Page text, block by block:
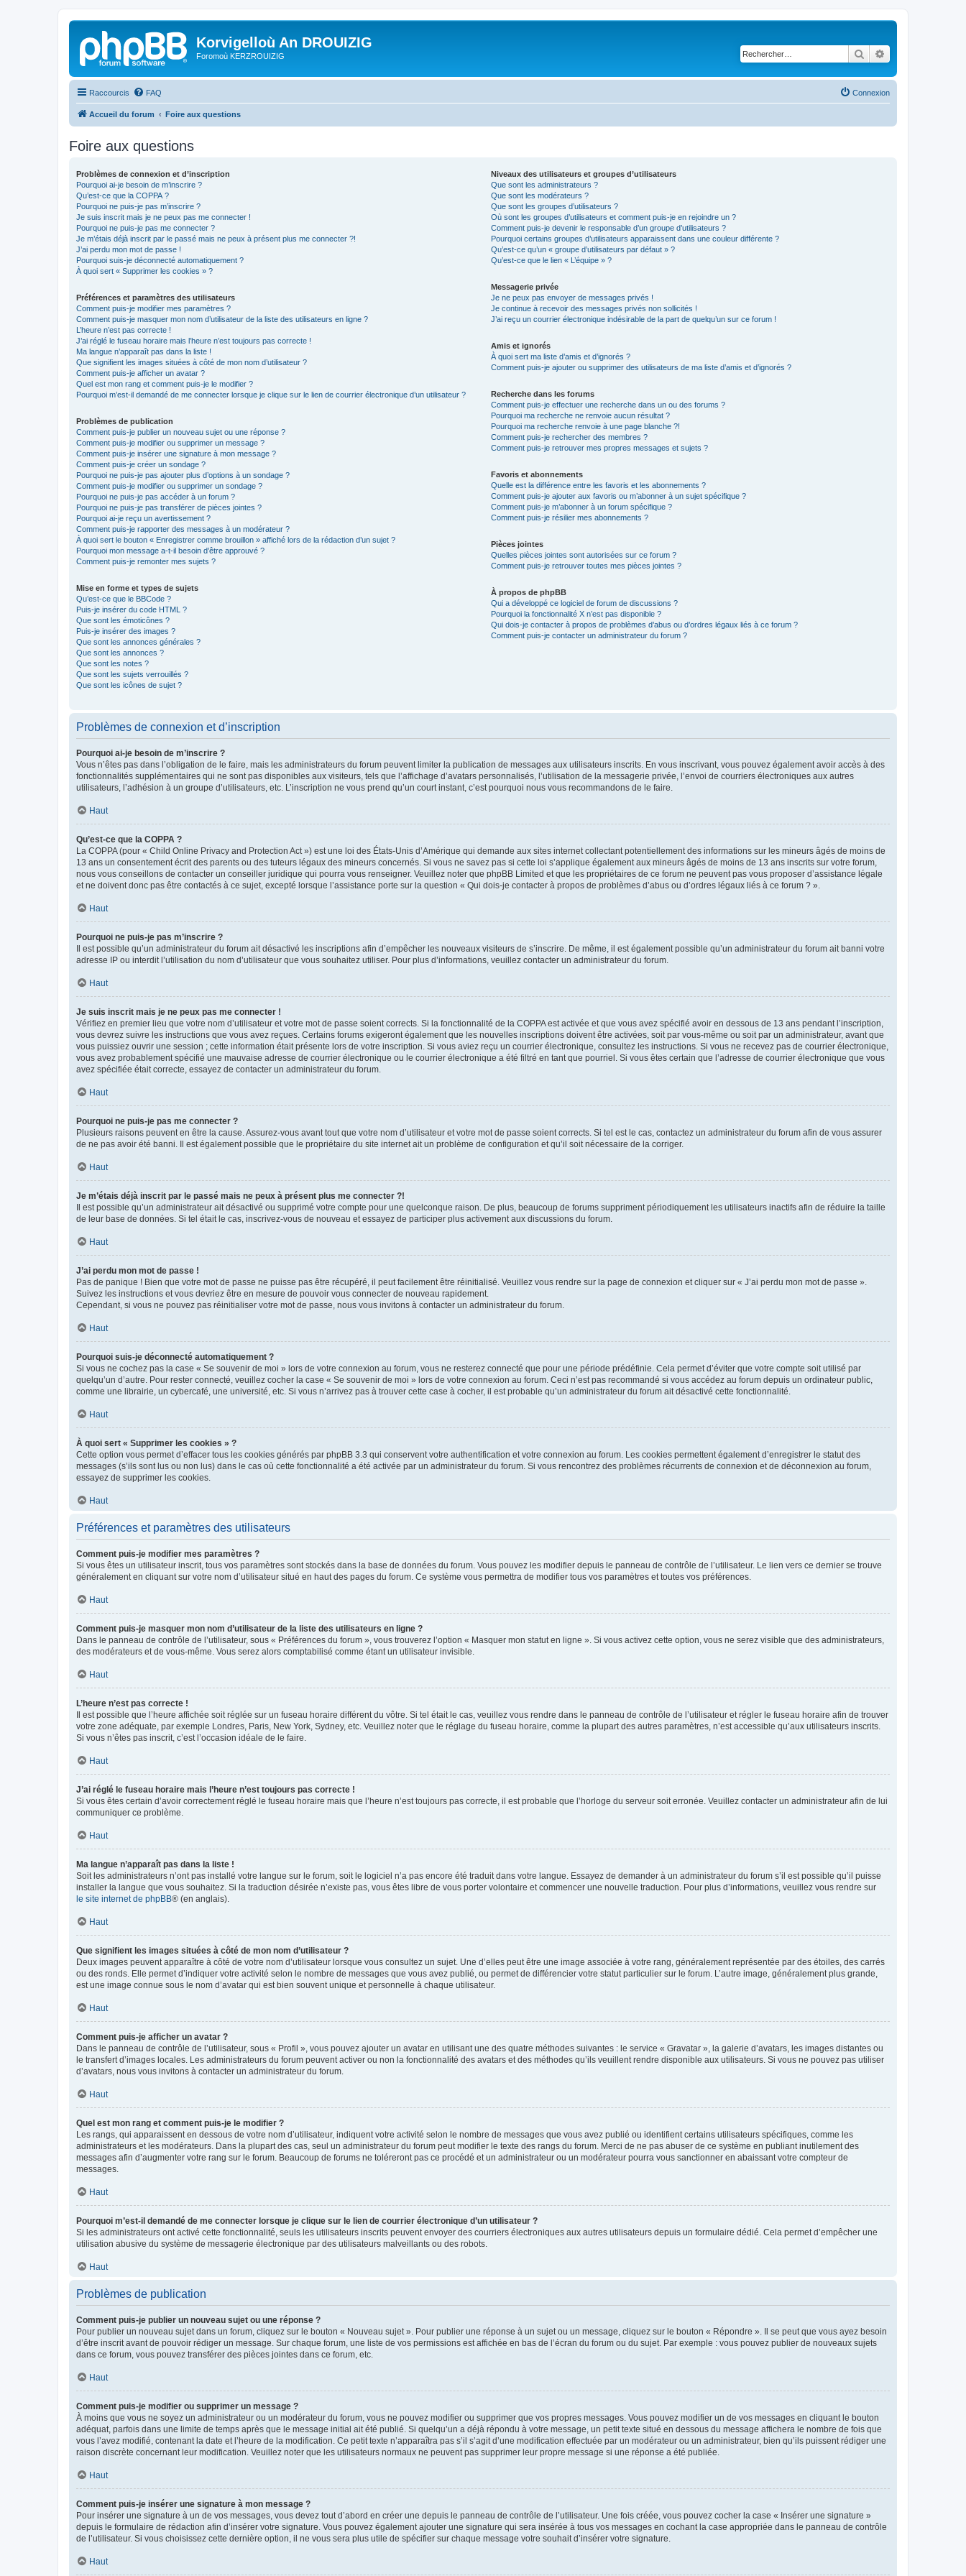
Korvigelloù An DROUIZIG
Foromoù KERZROUIZIG Rechercher
Raccourcis FAQ Connexion
Accueil du forum Foire aux questions
Foire aux questions
Problèmes de connexion et d’inscription
Pourquoi ai-je besoin de m’inscrire ?
Qu’est-ce que la COPPA ?
Pourquoi ne puis-je pas m’inscrire ?
Je suis inscrit mais je ne peux pas me connecter !
Pourquoi ne puis-je pas me connecter ?
Je m’étais déjà inscrit par le passé mais ne peux à présent plus me connecter ?!
J’ai perdu mon mot de passe !
Pourquoi suis-je déconnecté automatiquement ?
À quoi sert « Supprimer les cookies » ?
Préférences et paramètres des utilisateurs
Comment puis-je modifier mes paramètres ?
Comment puis-je masquer mon nom d’utilisateur de la liste des utilisateurs en ligne ?
L’heure n’est pas correcte !
J’ai réglé le fuseau horaire mais l’heure n’est toujours pas correcte !
Ma langue n’apparaît pas dans la liste !
Que signifient les images situées à côté de mon nom d’utilisateur ?
Comment puis-je afficher un avatar ?
Quel est mon rang et comment puis-je le modifier ?
Pourquoi m’est-il demandé de me connecter lorsque je clique sur le lien de courrier électronique d’un utilisateur ?
Problèmes de publication
Comment puis-je publier un nouveau sujet ou une réponse ?
Comment puis-je modifier ou supprimer un message ?
Comment puis-je insérer une signature à mon message ?
Comment puis-je créer un sondage ?
Pourquoi ne puis-je pas ajouter plus d’options à un sondage ?
Comment puis-je modifier ou supprimer un sondage ?
Pourquoi ne puis-je pas accéder à un forum ?
Pourquoi ne puis-je pas transférer de pièces jointes ?
Pourquoi ai-je reçu un avertissement ?
Comment puis-je rapporter des messages à un modérateur ?
À quoi sert le bouton « Enregistrer comme brouillon » affiché lors de la rédaction d’un sujet ?
Pourquoi mon message a-t-il besoin d’être approuvé ?
Comment puis-je remonter mes sujets ?
Mise en forme et types de sujets
Qu’est-ce que le BBCode ?
Puis-je insérer du code HTML ?
Que sont les émoticônes ?
Puis-je insérer des images ?
Que sont les annonces générales ?
Que sont les annonces ?
Que sont les notes ?
Que sont les sujets verrouillés ?
Que sont les icônes de sujet ?
Niveaux des utilisateurs et groupes d’utilisateurs
Que sont les administrateurs ?
Que sont les modérateurs ?
Que sont les groupes d’utilisateurs ?
Où sont les groupes d’utilisateurs et comment puis-je en rejoindre un ?
Comment puis-je devenir le responsable d’un groupe d’utilisateurs ?
Pourquoi certains groupes d’utilisateurs apparaissent dans une couleur différente ?
Qu’est-ce qu’un « groupe d’utilisateurs par défaut » ?
Qu’est-ce que le lien « L’équipe » ?
Messagerie privée
Je ne peux pas envoyer de messages privés !
Je continue à recevoir des messages privés non sollicités !
J’ai reçu un courrier électronique indésirable de la part de quelqu’un sur ce forum !
Amis et ignorés
À quoi sert ma liste d’amis et d’ignorés ?
Comment puis-je ajouter ou supprimer des utilisateurs de ma liste d’amis et d’ignorés ?
Recherche dans les forums
Comment puis-je effectuer une recherche dans un ou des forums ?
Pourquoi ma recherche ne renvoie aucun résultat ?
Pourquoi ma recherche renvoie à une page blanche ?!
Comment puis-je rechercher des membres ?
Comment puis-je retrouver mes propres messages et sujets ?
Favoris et abonnements
Quelle est la différence entre les favoris et les abonnements ?
Comment puis-je ajouter aux favoris ou m’abonner à un sujet spécifique ?
Comment puis-je m’abonner à un forum spécifique ?
Comment puis-je résilier mes abonnements ?
Pièces jointes
Quelles pièces jointes sont autorisées sur ce forum ?
Comment puis-je retrouver toutes mes pièces jointes ?
À propos de phpBB
Qui a développé ce logiciel de forum de discussions ?
Pourquoi la fonctionnalité X n’est pas disponible ?
Qui dois-je contacter à propos de problèmes d’abus ou d’ordres légaux liés à ce forum ?
Comment puis-je contacter un administrateur du forum ?
Problèmes de connexion et d’inscription
Pourquoi ai-je besoin de m’inscrire ?
Vous n’êtes pas dans l’obligation de le faire, mais les administrateurs du forum peuvent limiter la publication de messages aux utilisateurs inscrits. En vous inscrivant, vous pouvez également avoir accès à des
fonctionnalités supplémentaires qui ne sont pas disponibles aux visiteurs, tels que l’affichage d’avatars personnalisés, l’utilisation de la messagerie privée, l’envoi de courriers électroniques aux autres
utilisateurs, l’adhésion à un groupe d’utilisateurs, etc. L’inscription ne vous prend qu’un court instant, c’est pourquoi nous vous recommandons de le faire.
Haut
Qu’est-ce que la COPPA ?
La COPPA (pour « Child Online Privacy and Protection Act ») est une loi des États-Unis d’Amérique qui demande aux sites internet collectant potentiellement des informations sur les mineurs âgés de moins de
13 ans un consentement écrit des parents ou des tuteurs légaux des mineurs concernés. Si vous ne savez pas si cette loi s’applique également aux mineurs âgés de moins de 13 ans inscrits sur votre forum,
nous vous conseillons de contacter un conseiller juridique qui pourra vous renseigner. Veuillez noter que phpBB Limited et que les propriétaires de ce forum ne peuvent pas vous proposer d’assistance légale
et ne doivent donc pas être contactés à ce sujet, excepté lorsque l’assistance porte sur la question « Qui dois-je contacter à propos de problèmes d’abus ou d’ordres légaux liés à ce forum ? ».
Haut
Pourquoi ne puis-je pas m’inscrire ?
Il est possible qu’un administrateur du forum ait désactivé les inscriptions afin d’empêcher les nouveaux visiteurs de s’inscrire. De même, il est également possible qu’un administrateur du forum ait banni votre
adresse IP ou interdit l’utilisation du nom d’utilisateur que vous souhaitez utiliser. Pour plus d’informations, veuillez contacter un administrateur du forum.
Haut
Je suis inscrit mais je ne peux pas me connecter !
Vérifiez en premier lieu que votre nom d’utilisateur et votre mot de passe soient corrects. Si la fonctionnalité de la COPPA est activée et que vous avez spécifié avoir en dessous de 13 ans pendant l’inscription,
vous devrez suivre les instructions que vous avez reçues. Certains forums exigeront également que les nouvelles inscriptions doivent être activées, soit par vous-même ou soit par un administrateur, avant que
vous puissiez ouvrir une session ; cette information était présente lors de votre inscription. Si vous aviez reçu un courrier électronique, consultez les instructions. Si vous ne recevez pas de courrier électronique,
vous avez probablement spécifié une mauvaise adresse de courrier électronique ou le courrier électronique a été filtré en tant que pourriel. Si vous êtes certain que l’adresse de courrier électronique que vous
avez spécifiée était correcte, essayez de contacter un administrateur du forum.
Haut
Pourquoi ne puis-je pas me connecter ?
Plusieurs raisons peuvent en être la cause. Assurez-vous avant tout que votre nom d’utilisateur et votre mot de passe soient corrects. Si tel est le cas, contactez un administrateur du forum afin de vous assurer
de ne pas avoir été banni. Il est également possible que le propriétaire du site internet ait un problème de configuration et qu’il soit nécessaire de la corriger.
Haut
Je m’étais déjà inscrit par le passé mais ne peux à présent plus me connecter ?!
Il est possible qu’un administrateur ait désactivé ou supprimé votre compte pour une quelconque raison. De plus, beaucoup de forums suppriment périodiquement les utilisateurs inactifs afin de réduire la taille
de leur base de données. Si tel était le cas, inscrivez-vous de nouveau et essayez de participer plus activement aux discussions du forum.
Haut
J’ai perdu mon mot de passe !
Pas de panique ! Bien que votre mot de passe ne puisse pas être récupéré, il peut facilement être réinitialisé. Veuillez vous rendre sur la page de connexion et cliquer sur « J’ai perdu mon mot de passe ».
Suivez les instructions et vous devriez être en mesure de pouvoir vous connecter de nouveau rapidement.
Cependant, si vous ne pouvez pas réinitialiser votre mot de passe, nous vous invitons à contacter un administrateur du forum.
Haut
Pourquoi suis-je déconnecté automatiquement ?
Si vous ne cochez pas la case « Se souvenir de moi » lors de votre connexion au forum, vous ne resterez connecté que pour une période prédéfinie. Cela permet d’éviter que votre compte soit utilisé par
quelqu’un d’autre. Pour rester connecté, veuillez cocher la case « Se souvenir de moi » lors de votre connexion au forum. Ceci n’est pas recommandé si vous accédez au forum depuis un ordinateur public,
comme une librairie, un cybercafé, une université, etc. Si vous n’arrivez pas à trouver cette case à cocher, il est probable qu’un administrateur du forum ait désactivé cette fonctionnalité.
Haut
À quoi sert « Supprimer les cookies » ?
Cette option vous permet d’effacer tous les cookies générés par phpBB 3.3 qui conservent votre authentification et votre connexion au forum. Les cookies permettent également d’enregistrer le statut des
messages (s’ils sont lus ou non lus) dans le cas où cette fonctionnalité a été activée par un administrateur du forum. Si vous rencontrez des problèmes récurrents de connexion et de déconnexion au forum,
essayez de supprimer les cookies.
Haut
Préférences et paramètres des utilisateurs
Comment puis-je modifier mes paramètres ?
Si vous êtes un utilisateur inscrit, tous vos paramètres sont stockés dans la base de données du forum. Vous pouvez les modifier depuis le panneau de contrôle de l’utilisateur. Le lien vers ce dernier se trouve
généralement en cliquant sur votre nom d’utilisateur situé en haut des pages du forum. Ce système vous permettra de modifier tous vos paramètres et toutes vos préférences.
Haut
Comment puis-je masquer mon nom d’utilisateur de la liste des utilisateurs en ligne ?
Dans le panneau de contrôle de l’utilisateur, sous « Préférences du forum », vous trouverez l’option « Masquer mon statut en ligne ». Si vous activez cette option, vous ne serez visible que des administrateurs,
des modérateurs et de vous-même. Vous serez alors comptabilisé comme étant un utilisateur invisible.
Haut
L’heure n’est pas correcte !
Il est possible que l’heure affichée soit réglée sur un fuseau horaire différent du vôtre. Si tel était le cas, veuillez vous rendre dans le panneau de contrôle de l’utilisateur et régler le fuseau horaire afin de trouver
votre zone adéquate, par exemple Londres, Paris, New York, Sydney, etc. Veuillez noter que le réglage du fuseau horaire, comme la plupart des autres paramètres, n’est accessible qu’aux utilisateurs inscrits.
Si vous n’êtes pas inscrit, c’est l’occasion idéale de le faire.
Haut
J’ai réglé le fuseau horaire mais l’heure n’est toujours pas correcte !
Si vous êtes certain d’avoir correctement réglé le fuseau horaire mais que l’heure n’est toujours pas correcte, il est probable que l’horloge du serveur soit erronée. Veuillez contacter un administrateur afin de lui
communiquer ce problème.
Haut
Ma langue n’apparaît pas dans la liste !
Soit les administrateurs n’ont pas installé votre langue sur le forum, soit le logiciel n’a pas encore été traduit dans votre langue. Essayez de demander à un administrateur du forum s’il est possible qu’il puisse
installer la langue que vous souhaitez. Si la traduction désirée n’existe pas, vous êtes libre de vous porter volontaire et commencer une nouvelle traduction. Pour plus d’informations, veuillez vous rendre sur
le site internet de phpBB® (en anglais).
Haut
Que signifient les images situées à côté de mon nom d’utilisateur ?
Deux images peuvent apparaître à côté de votre nom d’utilisateur lorsque vous consultez un sujet. Une d’elles peut être une image associée à votre rang, généralement représentée par des étoiles, des carrés
ou des ronds. Elle permet d’indiquer votre activité selon le nombre de messages que vous avez publié, ou permet de différencier votre statut particulier sur le forum. L’autre image, généralement plus grande,
est une image connue sous le nom d’avatar qui est bien souvent unique et personnelle à chaque utilisateur.
Haut
Comment puis-je afficher un avatar ?
Dans le panneau de contrôle de l’utilisateur, sous « Profil », vous pouvez ajouter un avatar en utilisant une des quatre méthodes suivantes : le service « Gravatar », la galerie d’avatars, les images distantes ou
le transfert d’images locales. Les administrateurs du forum peuvent activer ou non la fonctionnalité des avatars et des méthodes qu’ils veuillent rendre disponible aux utilisateurs. Si vous ne pouvez pas utiliser
d’avatars, nous vous invitons à contacter un administrateur du forum.
Haut
Quel est mon rang et comment puis-je le modifier ?
Les rangs, qui apparaissent en dessous de votre nom d’utilisateur, indiquent votre activité selon le nombre de messages que vous avez publié ou identifient certains utilisateurs spécifiques, comme les
administrateurs et les modérateurs. Dans la plupart des cas, seul un administrateur du forum peut modifier le texte des rangs du forum. Merci de ne pas abuser de ce système en publiant inutilement des
messages afin d’augmenter votre rang sur le forum. Beaucoup de forums ne toléreront pas ce procédé et un administrateur ou un modérateur pourra vous sanctionner en abaissant votre compteur de
messages.
Haut
Pourquoi m’est-il demandé de me connecter lorsque je clique sur le lien de courrier électronique d’un utilisateur ?
Si les administrateurs ont activé cette fonctionnalité, seuls les utilisateurs inscrits peuvent envoyer des courriers électroniques aux autres utilisateurs depuis un formulaire dédié. Cela permet d’empêcher une
utilisation abusive du système de messagerie électronique par des utilisateurs malveillants ou des robots.
Haut
Problèmes de publication
Comment puis-je publier un nouveau sujet ou une réponse ?
Pour publier un nouveau sujet dans un forum, cliquez sur le bouton « Nouveau sujet ». Pour publier une réponse à un sujet ou un message, cliquez sur le bouton « Répondre ». Il se peut que vous ayez besoin
d’être inscrit avant de pouvoir rédiger un message. Sur chaque forum, une liste de vos permissions est affichée en bas de l’écran du forum ou du sujet. Par exemple : vous pouvez publier de nouveaux sujets
dans ce forum, vous pouvez transférer des pièces jointes dans ce forum, etc.
Haut
Comment puis-je modifier ou supprimer un message ?
À moins que vous ne soyez un administrateur ou un modérateur du forum, vous ne pouvez modifier ou supprimer que vos propres messages. Vous pouvez modifier un de vos messages en cliquant le bouton
adéquat, parfois dans une limite de temps après que le message initial ait été publié. Si quelqu’un a déjà répondu à votre message, un petit texte situé en dessous du message affichera le nombre de fois que
vous l’avez modifié, contenant la date et l’heure de la modification. Ce petit texte n’apparaîtra pas s’il s’agit d’une modification effectuée par un modérateur ou un administrateur, bien qu’ils puissent rédiger une
raison discrète concernant leur modification. Veuillez noter que les utilisateurs normaux ne peuvent pas supprimer leur propre message si une réponse a été publiée.
Haut
Comment puis-je insérer une signature à mon message ?
Pour insérer une signature à un de vos messages, vous devez tout d’abord en créer une depuis le panneau de contrôle de l’utilisateur. Une fois créée, vous pouvez cocher la case « Insérer une signature »
depuis le formulaire de rédaction afin d’insérer votre signature. Vous pouvez également ajouter une signature qui sera insérée à tous vos messages en cochant la case appropriée dans le panneau de contrôle
de l’utilisateur. Si vous choisissez cette dernière option, il ne vous sera plus utile de spécifier sur chaque message votre souhait d’insérer votre signature.
Haut